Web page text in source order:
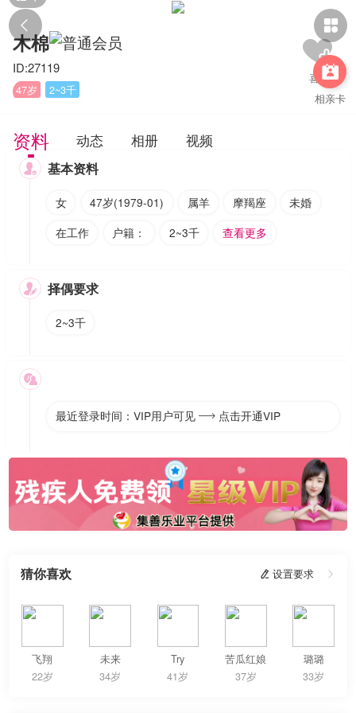
 

相亲卡
木棉
ID:27119
47岁 2~3千
资料 动态 相册 视频
 基本资料
女 47岁(1979-01) 属羊 摩羯座
未婚
在工作
户籍： 2~3千 查看更多
 择偶要求
2~3千

最近登录时间：VIP用户可见  点击开通VIP
猜你喜欢  设置要求 
飞翔
22岁
未来
34岁
Try
41岁
苦瓜红娘
37岁
璐璐
33岁